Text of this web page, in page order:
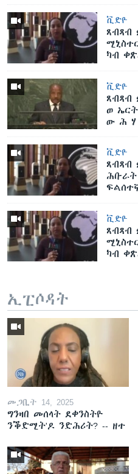
ቪድዮ
ጸብጻብ
ካብ
ቪድዮ
ጸብጻብ
ወ
ው ሕ ሃ
ቪድዮ
ጸብጻብ
ሕቡራት
ቪድዮ
ጸብጻብ
ካብ
ኢፒሶዳት
መጋቢት 14, 2025
ግንዛበ መሰላት ደቀንስትዮ
ንቕድሚት'ዶ ንድሕሪት? -- ዘተ